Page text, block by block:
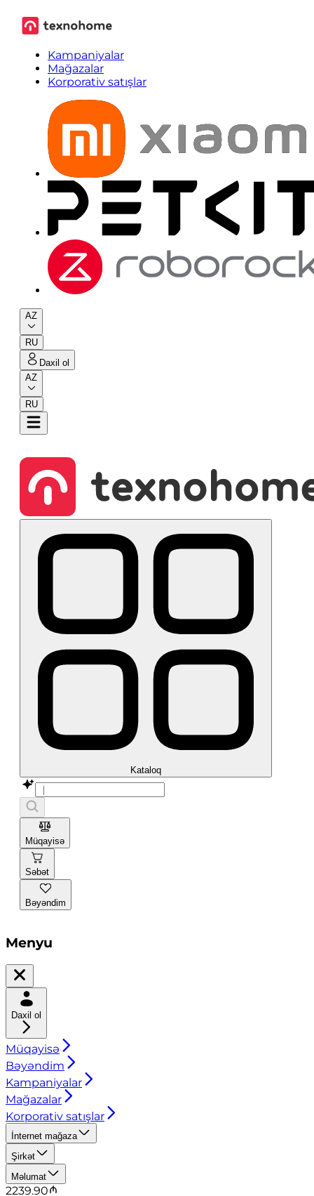
Kampaniyalar
Mağazalar
Korporativ satışlar
AZ
RU
Daxil ol
AZ
RU
Kataloq
Müqayisə
Səbət
Bəyəndim
Menyu
Daxil ol
Müqayisə
Bəyəndim
Kampaniyalar
Mağazalar
Korporativ satışlar
İnternet mağaza
Şirkət
Məlumat
2239.90